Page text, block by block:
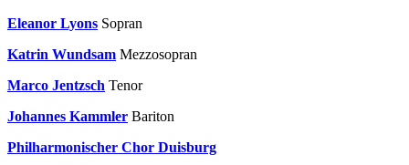
Eleanor Lyons Sopran
Katrin Wundsam Mezzosopran
Marco Jentzsch Tenor
Johannes Kammler Bariton
Philharmonischer Chor Duisburg